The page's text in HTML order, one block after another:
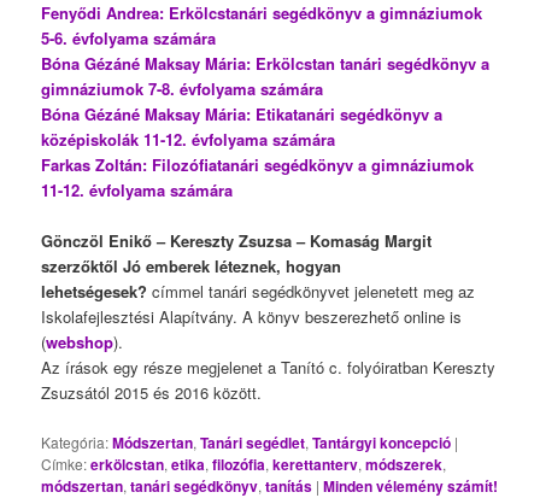
Fenyődi Andrea: Erkölcstanári segédkönyv a gimnáziumok
5-6. évfolyama számára
Bóna Gézáné Maksay Mária: Erkölcstan tanári segédkönyv a
gimnáziumok 7-8. évfolyama számára
Bóna Gézáné Maksay Mária: Etikatanári segédkönyv a
középiskolák 11-12. évfolyama számára
Farkas Zoltán: Filozófiatanári segédkönyv a gimnáziumok
11-12. évfolyama számára
Gönczöl Enikő – Kereszty Zsuzsa – Komaság Margit
szerzőktől Jó emberek léteznek, hogyan
lehetségesek? címmel tanári segédkönyvet jelenetett meg az
Iskolafejlesztési Alapítvány. A könyv beszerezhető online is
(webshop).
Az írások egy része megjelenet a Tanító c. folyóiratban Kereszty
Zsuzsától 2015 és 2016 között.
Kategória:Módszertan,Tanári segédlet,Tantárgyi koncepció |
Címke:erkölcstan,etika,filozófia,kerettanterv,módszerek,
módszertan,tanári segédkönyv,tanítás |Minden vélemény számít!